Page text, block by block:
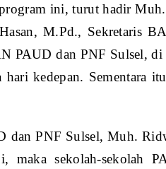
program ini, turut hadir
M.Pd., Sekretaris
PAUD dan PNF Sulsel, di
hari kedepan. Sementara
dan PNF Sulsel, Muh.
maka sekolah-sekolah